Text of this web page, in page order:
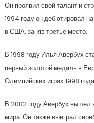
Он проявил свой талант и
1994 году он дебютировал
в США, заняв третье место.
В 1998 году Илья Авербух
первый золотой медаль в
Олимпийских играх 1998
В 2002 году Авербух вышел
мира. Он также выиграл